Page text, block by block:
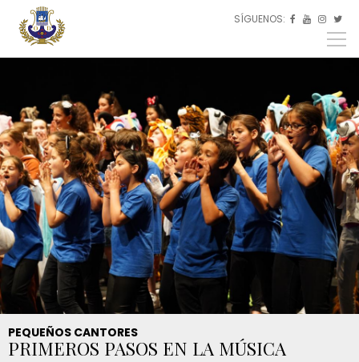
Pasar al contenido principal
SÍGUENOS:   
EU
EN
PEQUEÑOS CANTORES
PRIMEROS PASOS EN LA MÚSICA